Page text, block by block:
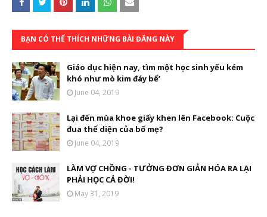
BẠN CÓ THỂ THÍCH NHỮNG BÀI ĐĂNG NÀY
Giáo dục hiện nay, tìm một học sinh yếu kém
khó như mò kim đáy bể’
June 04, 2019
Lại đến mùa khoe giấy khen lên Facebook: Cuộc
đua thể diện của bố mẹ?
June 04, 2019
LÀM VỢ CHỒNG - TƯỞNG ĐƠN GIẢN HÓA RA LẠI
PHẢI HỌC CẢ ĐỜI!
May 31, 2019